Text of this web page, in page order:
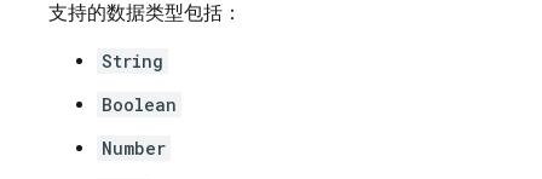
支持的数据类型包括：
String
Boolean
Number